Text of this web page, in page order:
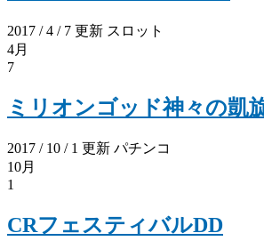
2017 / 4 / 7 更新 スロット
4月
7
ミリオンゴッド神々の凱
2017 / 10 / 1 更新 パチンコ
10月
1
CRフェスティバルDD